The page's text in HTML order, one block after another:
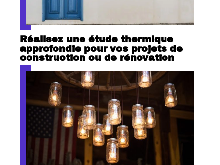
Réalisez une étude thermique
approfondie pour vos projets de
construction ou de rénovation